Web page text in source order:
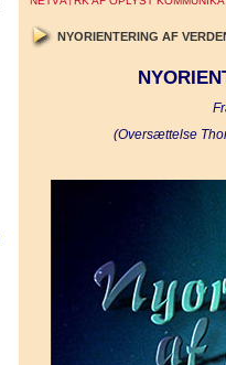
NYORIENTERING AF
(Oversættelse